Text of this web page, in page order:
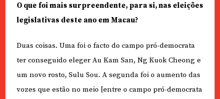
O que foi mais surpreendente, para si, nas eleições
legislativas deste ano em Macau?
Duas coisas. Uma foi o facto do campo pró-democrata
ter conseguido eleger Au Kam San, Ng Kuok Cheong e
um novo rosto, Sulu Sou. A segunda foi o aumento das
vozes que estão no meio [entre o campo pró-democrata